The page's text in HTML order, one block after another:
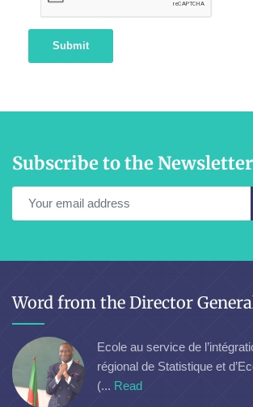
Submit
Subscribe to the Newsletter
Word from the Director
Ecole au service de
régional de Statistique et
(... Read